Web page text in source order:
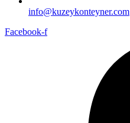
info@kuzeykonteyner.com
Facebook-f